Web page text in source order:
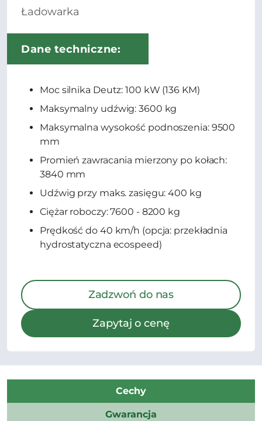
Ładowarka
Dane techniczne:
Moc silnika Deutz: 100 kW (136 KM)
Maksymalny udźwig: 3600 kg
Maksymalna wysokość podnoszenia: 9500
mm
Promień zawracania mierzony po kołach:
3840 mm
Udźwig przy maks. zasięgu: 400 kg
Ciężar roboczy: 7600 - 8200 kg
Prędkość do 40 km/h (opcja: przekładnia
hydrostatyczna ecospeed)
Zadzwoń do nas
Zapytaj o cenę
Cechy
Gwarancja